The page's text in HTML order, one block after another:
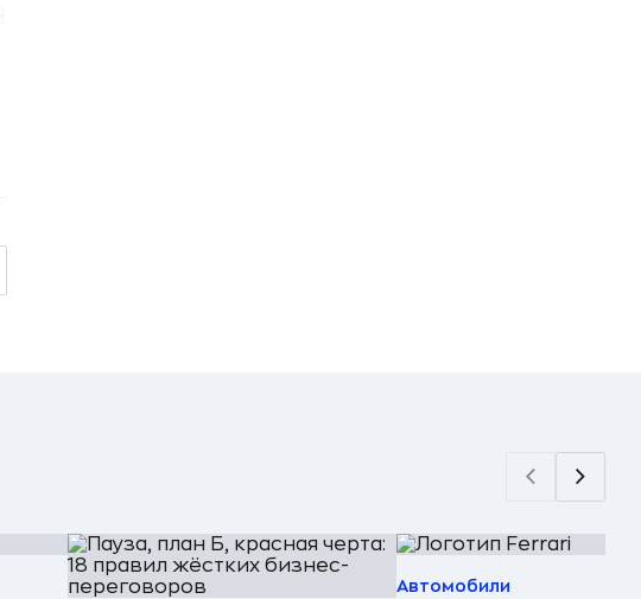
Автомобили